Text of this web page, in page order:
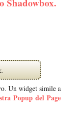
Shadowbox.
Un widget simile a
Popup del Page